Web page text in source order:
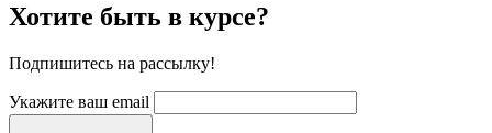
Хотите быть в курсе?
Подпишитесь на рассылку!
Укажите ваш email